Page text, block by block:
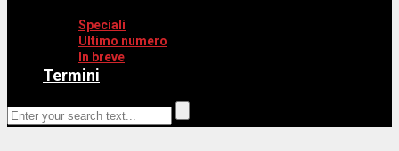
Speciali
Ultimo numero
In breve
Termini